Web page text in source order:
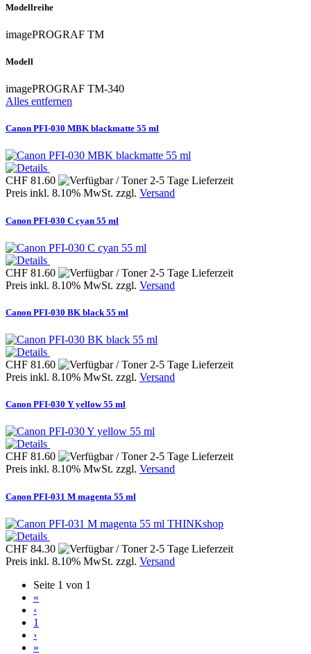
Modellreihe
imagePROGRAF TM
Modell
imagePROGRAF TM-340
Alles entfernen
Canon PFI-030 MBK blackmatte 55 ml
CHF 81.60
Preis inkl. 8.10% MwSt. zzgl. Versand
Canon PFI-030 C cyan 55 ml
CHF 81.60
Preis inkl. 8.10% MwSt. zzgl. Versand
Canon PFI-030 BK black 55 ml
CHF 81.60
Preis inkl. 8.10% MwSt. zzgl. Versand
Canon PFI-030 Y yellow 55 ml
CHF 81.60
Preis inkl. 8.10% MwSt. zzgl. Versand
Canon PFI-031 M magenta 55 ml
THINKshop
CHF 84.30
Preis inkl. 8.10% MwSt. zzgl. Versand
Seite 1 von 1
«
‹
1
›
»